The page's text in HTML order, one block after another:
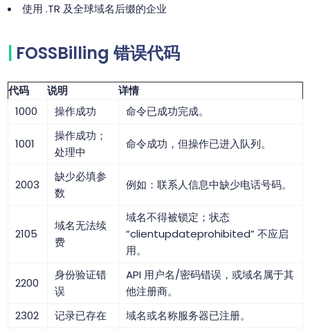
使用 .TR 及全球域名后缀的企业
FOSSBilling 错误代码
代码 说明
详情
1000
操作成功 命令已成功完成。
1001
操作成功；
处理中
命令成功，但操作已进入队列。
2003
缺少必填参
数
例如：联系人信息中缺少电话号码。
2105
域名无法续
费
域名不得被锁定；状态
“clientupdateprohibited” 不应启
用。
2200
身份验证错
误
API 用户名/密码错误，或域名属于其
他注册商。
2302
记录已存在 域名或名称服务器已注册。